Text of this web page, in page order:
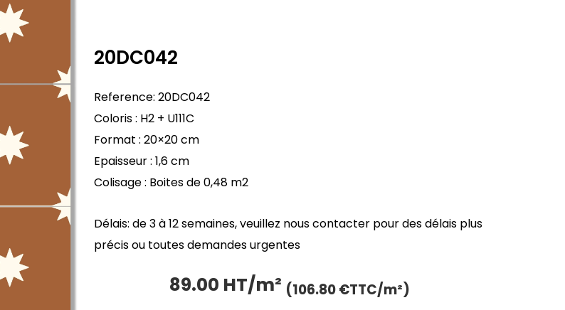
20DC042
Reference: 20DC042
Coloris : H2 + U111C
Format : 20×20 cm
Epaisseur : 1,6 cm
Colisage : Boites de 0,48 m2
Délais: de 3 à 12 semaines, veuillez nous contacter pour des délais plus
précis ou toutes demandes urgentes
Le
89.00 HT/m² (106.80 €TTC/m²)